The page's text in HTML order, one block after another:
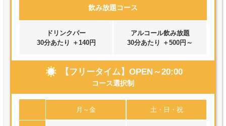
飲み放題コース
ドリンクバー
30分あたり ＋140円
アルコール飲み放題
30分あたり ＋500円～
【フリータイム】OPEN～20:00
コース選択制
月～金 土・日・祝